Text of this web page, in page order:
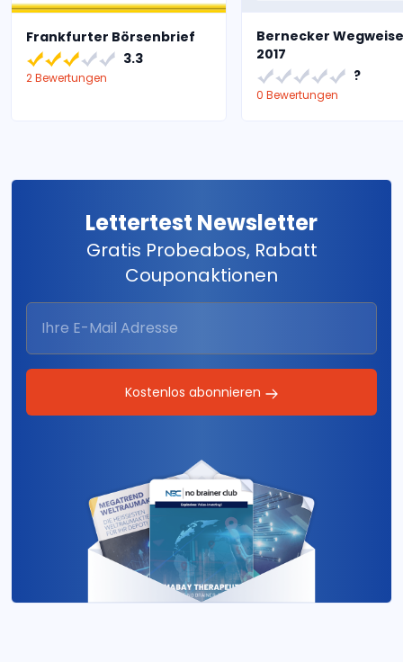
Frankfurter Börsenbrief
3.3
2 Bewertungen
Bernecker
2017
?
0 Bewertungen
Lettertest Newsletter
Gratis Probeabos, Rabatt
Couponaktionen
Kostenlos abonnieren